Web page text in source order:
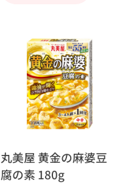
丸美屋 黄金の麻婆豆
腐の素 180g